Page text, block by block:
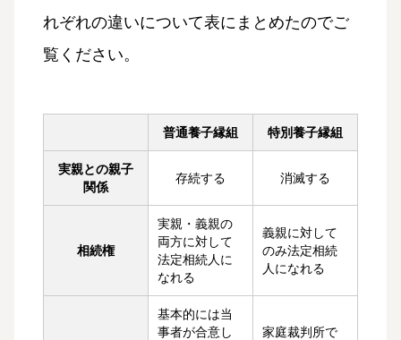
れぞれの違いについて表にまとめたのでご
覧ください。
普通養子縁組 特別養子縁組
実親との親子
関係
存続する 消滅する
相続権
実親・義親の
両方に対して
法定相続人に
なれる
義親に対して
のみ法定相続
人になれる
基本的には当
事者が合意し
家庭裁判所で